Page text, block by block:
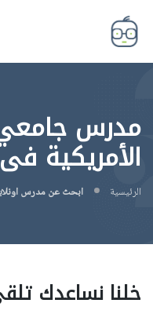
مدرس
الأمريكية
الرئيسية ابحث عن مدرس
خلنا نساعدك